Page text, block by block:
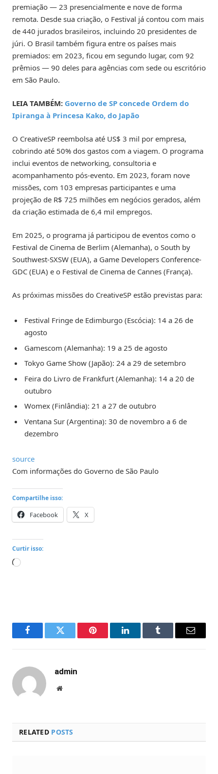
premiação — 23 presencialmente e nove de forma
remota. Desde sua criação, o Festival já contou com mais
de 440 jurados brasileiros, incluindo 20 presidentes de
júri. O Brasil também figura entre os países mais
premiados: em 2023, ficou em segundo lugar, com 92
prêmios — 90 deles para agências com sede ou escritório
em São Paulo.
LEIA TAMBÉM: Governo de SP concede Ordem do
Ipiranga à Princesa Kako, do Japão
O CreativeSP reembolsa até US$ 3 mil por empresa,
cobrindo até 50% dos gastos com a viagem. O programa
inclui eventos de networking, consultoria e
acompanhamento pós-evento. Em 2023, foram nove
missões, com 103 empresas participantes e uma
projeção de R$ 725 milhões em negócios gerados, além
da criação estimada de 6,4 mil empregos.
Em 2025, o programa já participou de eventos como o
Festival de Cinema de Berlim (Alemanha), o South by
Southwest-SXSW (EUA), a Game Developers Conference-
GDC (EUA) e o Festival de Cinema de Cannes (França).
As próximas missões do CreativeSP estão previstas para:
Festival Fringe de Edimburgo (Escócia): 14 a 26 de
agosto
Gamescom (Alemanha): 19 a 25 de agosto
Tokyo Game Show (Japão): 24 a 29 de setembro
Feira do Livro de Frankfurt (Alemanha): 14 a 20 de
outubro
Womex (Finlândia): 21 a 27 de outubro
Ventana Sur (Argentina): 30 de novembro a 6 de
dezembro
source
Com informações do Governo de São Paulo
Compartilhe isso:
Facebook X
Curtir isso:
Carregando...
FacebookTwitter Pinterest LinkedInTumblr Email
admin
Website
RELATED POSTS